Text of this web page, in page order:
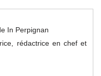
In Perpignan
rédactrice en chef et